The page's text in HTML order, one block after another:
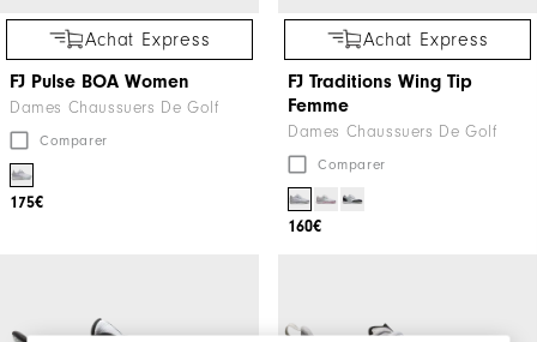
Achat Express
FJ Pulse BOA Women
Dames Chaussuers De Golf
Comparer
175€
Achat Express
FJ Traditions Wing Tip
Femme
Dames Chaussuers De Golf
Comparer
160€